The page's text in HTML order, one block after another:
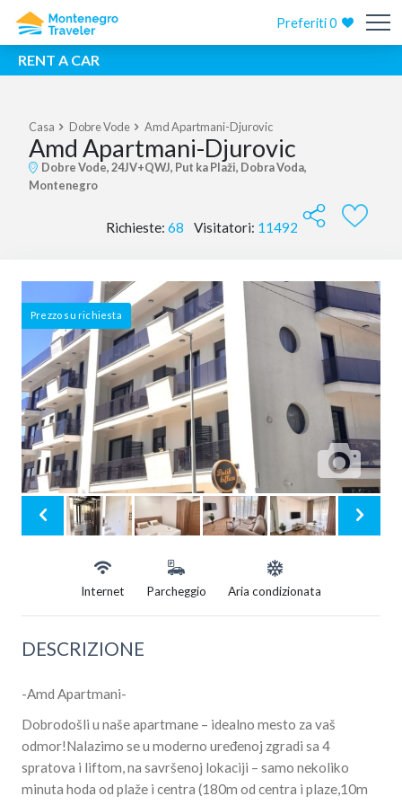
Preferiti0
RENT A CAR
Casa Dobre Vode Amd Apartmani-Djurovic
Amd Apartmani-Djurovic
Dobre Vode, 24JV+QWJ, Put ka Plaži, Dobra Voda,
Montenegro
Richieste: 68 Visitatori: 11492
Prezzo su richiesta
Internet Parcheggio Aria condizionata
DESCRIZIONE
-Amd Apartmani-
Dobrodošli u naše apartmane – idealno mesto za vaš
odmor!Nalazimo se u moderno uređenoj zgradi sa 4
spratova i liftom, na savršenoj lokaciji – samo nekoliko
minuta hoda od plaže i centra (180m od centra i plaze,10m